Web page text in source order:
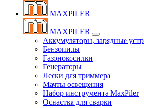
MAXPILER
MAXPILER
Аккумуляторы, зарядные
Бензопилы
Газонокосилки
Генераторы
Лески для триммера
Мачты освещения
Набор инструмента MaxPiler
Оснастка для сварки